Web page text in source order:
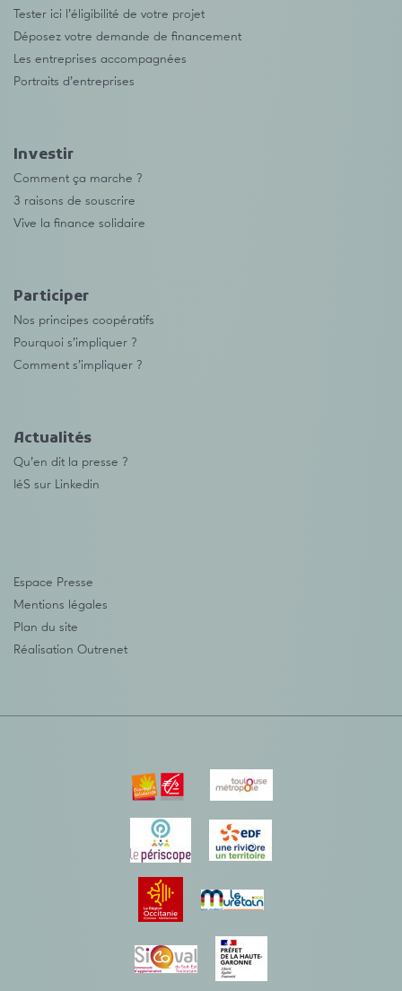
Tester ici l’éligibilité de votre projet
Déposez votre demande de financement
Les entreprises accompagnées
Portraits d’entreprises
Investir
Comment ça marche ?
3 raisons de souscrire
Vive la finance solidaire
Participer
Nos principes coopératifs
Pourquoi s’impliquer ?
Comment s’impliquer ?
Actualités
Qu’en dit la presse ?
IéS sur Linkedin
Espace Presse
Mentions légales
Plan du site
Réalisation Outrenet